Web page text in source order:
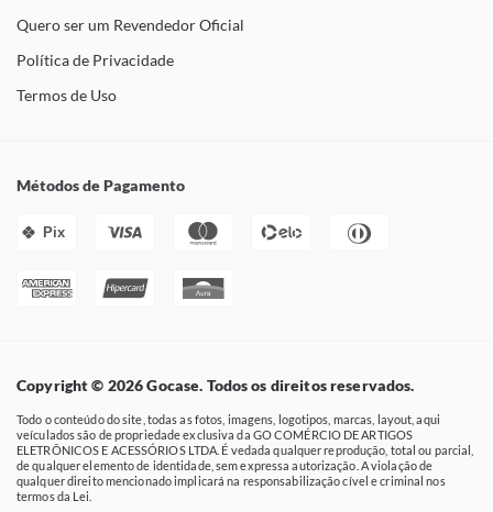
Quero ser um Revendedor Oficial
Política de Privacidade
Termos de Uso
Métodos de Pagamento
Pix
Copyright © 2026 Gocase. Todos os direitos reservados.
Todo o conteúdo do site, todas as fotos, imagens, logotipos, marcas, layout, aqui
veículados são de propriedade exclusiva da GO COMÉRCIO DE ARTIGOS
ELETRÔNICOS E ACESSÓRIOS LTDA. É vedada qualquer reprodução, total ou parcial,
de qualquer elemento de identidade, sem expressa autorização. A violação de
qualquer direito mencionado implicará na responsabilização cível e criminal nos
termos da Lei.